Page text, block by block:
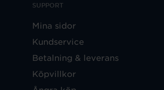
SUPPORT
Mina sidor
Kundservice
Betalning & leverans
Köpvillkor